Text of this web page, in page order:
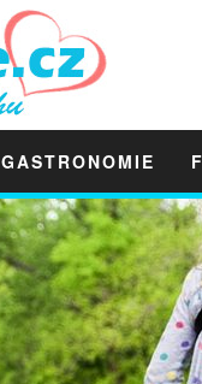
GASTRONOMIE